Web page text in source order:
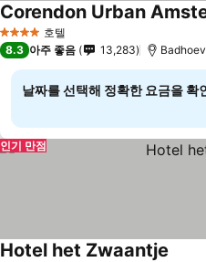
4 성급 호텔
8.3 아주 좋음 13,283
날짜를 선택해 정확한 요금을 확
인기 만점
Hotel het Zwaantje